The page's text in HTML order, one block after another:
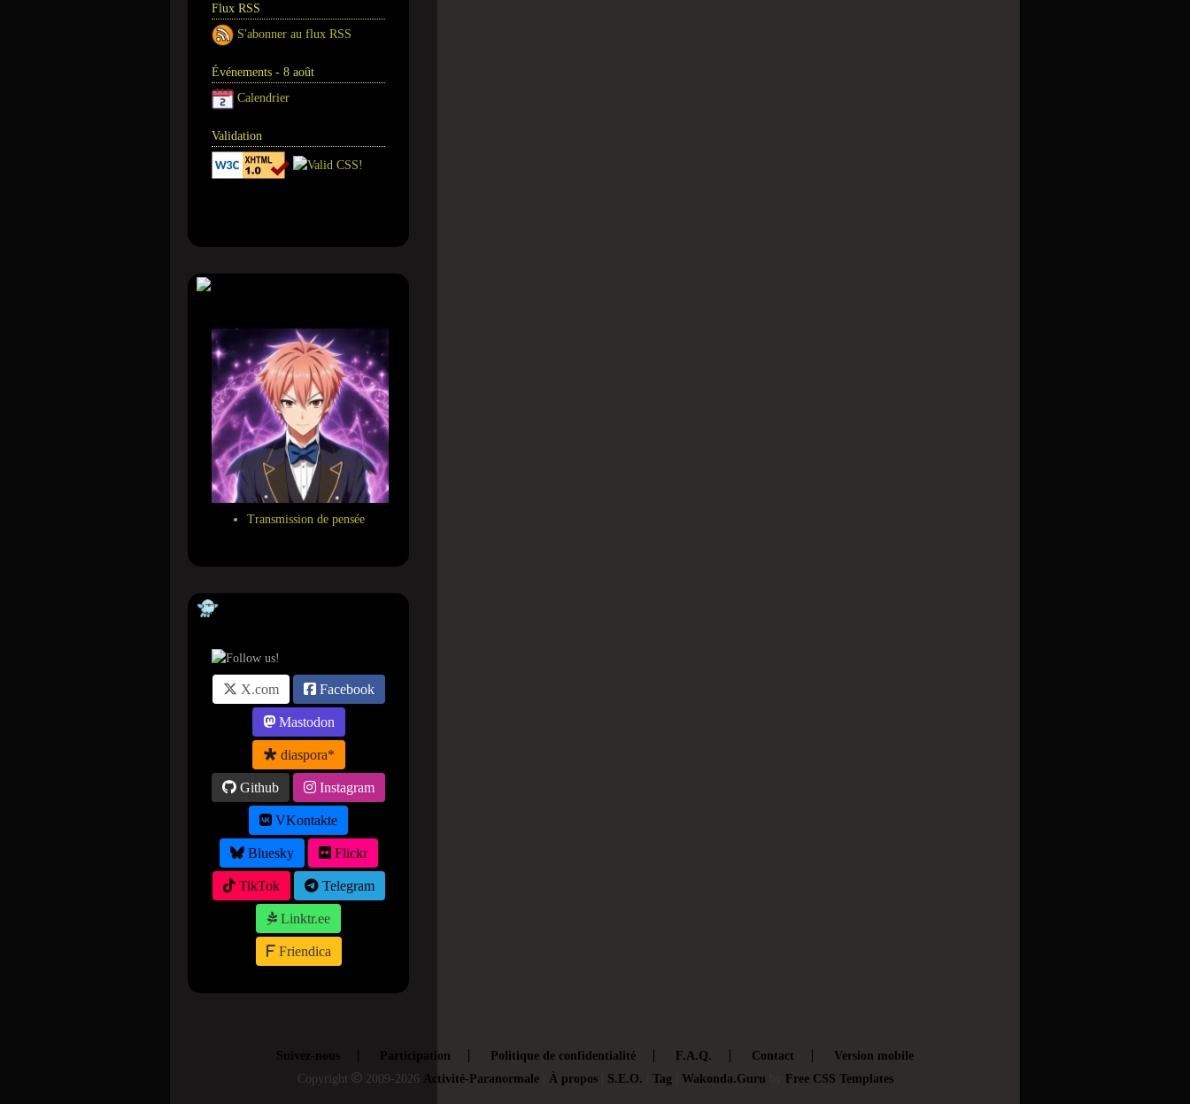
Flux RSS
S'abonner au flux RSS
Événements - 8 août
Calendrier
Validation
Transmission de pensée
X.com Facebook
Mastodon
diaspora*
Github Instagram
VKontakte
Bluesky Flickr
TikTok Telegram
Linktr.ee
Friendica
Suivez-nous Participation Politique de confidentialité F.A.Q. Contact
Version mobile
Copyright
2009-2026 Activité-Paranormale| À propos| S.E.O. Tag Wakonda.Guru Free CSS Templates